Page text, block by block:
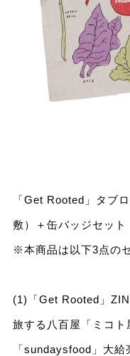
「Get Rooted」タブ
敷）＋缶バッジセット
※本商品は以下3点の
(1)「Get Rooted」
旅する八百屋「ミコト
「sundaysfood」大